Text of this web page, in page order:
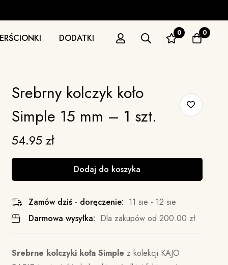
DODATKI 0 0
Srebrny kolczyk koło
Simple 15 mm – 1 szt.
54.95zł
Dodaj do koszyka
Zamów dziś - doręczenie: 11 sie - 12 sie
Darmowa wysyłka: Dla zakupów od200.00zł
Srebrne kolczyki koła Simple z kolekcji KAJO